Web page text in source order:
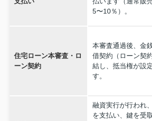
5〜10％）。
住宅ローン本審査・ロ
ーン契約
本審査通過後、金
借契約（ローン契
結し、抵当権が設
す。
融資実行が行われ
を支払い、鍵を受